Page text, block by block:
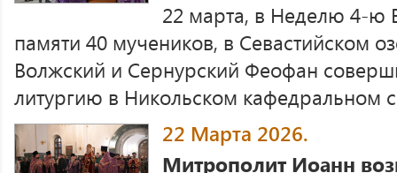
22 марта, в Неделю 4-ю
памяти 40 мучеников, в Севастийском
Волжский и Сернурский Феофан
литургию в Никольском кафедральном
22 Марта 2026.
Митрополит Иоанн